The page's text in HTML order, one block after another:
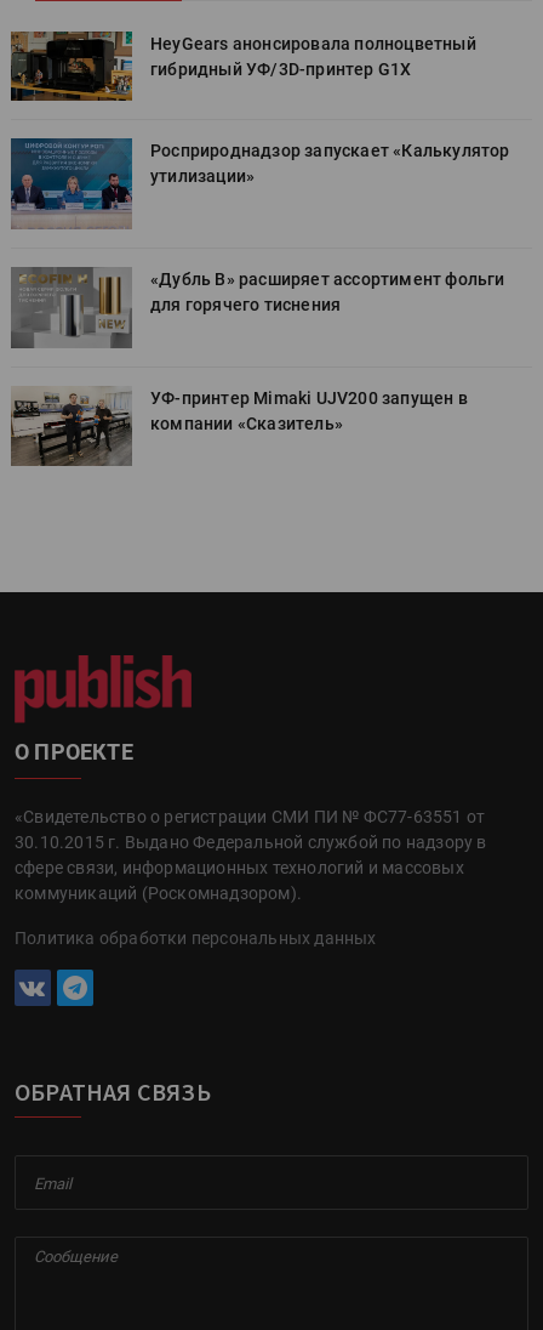
HeyGears анонсировала полноцветный
гибридный УФ/3D-принтер G1X
Росприроднадзор запускает «Калькулятор
утилизации»
«Дубль В» расширяет ассортимент фольги
для горячего тиснения
УФ-принтер Mimaki UJV200 запущен в
компании «Сказитель»
О ПРОЕКТЕ
«Свидетельство о регистрации СМИ ПИ № ФС77-63551 от
30.10.2015 г. Выдано Федеральной службой по надзору в
сфере связи, информационных технологий и массовых
коммуникаций (Роскомнадзором).
Политика обработки персональных данных
ОБРАТНАЯ СВЯЗЬ